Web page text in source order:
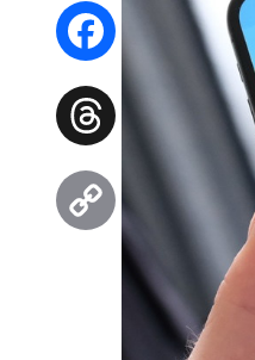
WhatsApp
Facebook
Threads
Copy